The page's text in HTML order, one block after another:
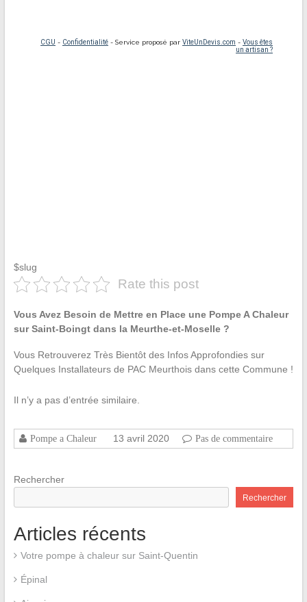
$slug
Rate this post
Vous Avez Besoin de Mettre en Place une Pompe A Chaleur
sur Saint-Boingt dans la Meurthe-et-Moselle ?
Vous Retrouverez Très Bientôt des Infos Approfondies sur
Quelques Installateurs de PAC Meurthois dans cette Commune !
Il n’y a pas d’entrée similaire.
Pompe a Chaleur 13 avril 2020 Pas de commentaire
Rechercher
Rechercher
Articles récents
Votre pompe à chaleur sur Saint-Quentin
Épinal